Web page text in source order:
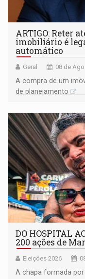
ARTIGO: Reter
imobiliário é
automático
Geral 08 de
A compra de um
de planejamento
DO HOSPITAL
200 ações de
Eleições 2026
A chapa formada